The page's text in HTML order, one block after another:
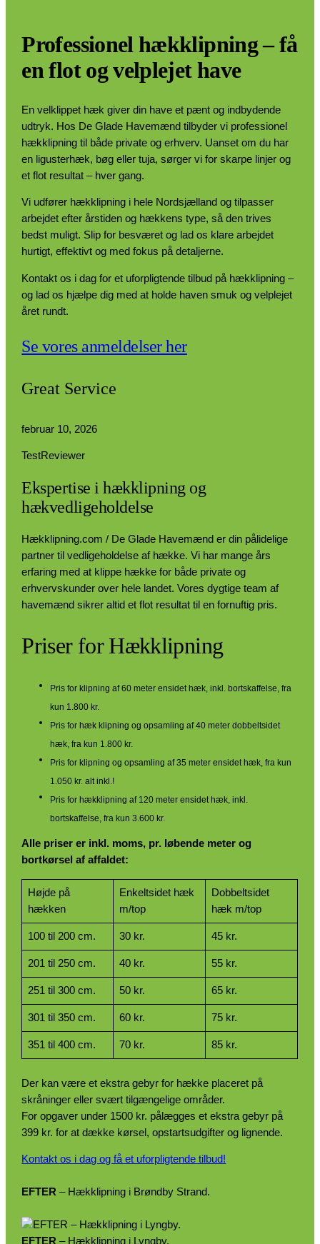
Professionel hækklipning – få
en flot og velplejet have
En velklippet hæk giver din have et pænt og indbydende
udtryk. Hos De Glade Havemænd tilbyder vi professionel
hækklipning til både private og erhverv. Uanset om du har
en ligusterhæk, bøg eller tuja, sørger vi for skarpe linjer og
et flot resultat – hver gang.
Vi udfører hækklipning i hele Nordsjælland og tilpasser
arbejdet efter årstiden og hækkens type, så den trives
bedst muligt. Slip for besværet og lad os klare arbejdet
hurtigt, effektivt og med fokus på detaljerne.
Kontakt os i dag for et uforpligtende tilbud på hækklipning –
og lad os hjælpe dig med at holde haven smuk og velplejet
året rundt.
Se vores anmeldelser her
Great Service
februar 10, 2026
TestReviewer
Ekspertise i hækklipning og
hækvedligeholdelse
Hækklipning.com / De Glade Havemænd er din pålidelige
partner til vedligeholdelse af hække. Vi har mange års
erfaring med at klippe hække for både private og
erhvervskunder over hele landet. Vores dygtige team af
havemænd sikrer altid et flot resultat til en fornuftig pris.
Priser for Hækklipning
Pris for klipning af 60 meter ensidet hæk, inkl. bortskaffelse, fra
kun 1.800 kr.
Pris for hæk klipning og opsamling af 40 meter dobbeltsidet
hæk, fra kun 1.800 kr.
Pris for klipning og opsamling af 35 meter ensidet hæk, fra kun
1.050 kr. alt inkl.!
Pris for hækklipning af 120 meter ensidet hæk, inkl.
bortskaffelse, fra kun 3.600 kr.
Alle priser er inkl. moms, pr. løbende meter og
bortkørsel af affaldet:
Højde på
hækken
Enkeltsidet hæk
m/top
Dobbeltsidet
hæk m/top
100 til 200 cm. 30 kr. 45 kr.
201 til 250 cm. 40 kr. 55 kr.
251 til 300 cm. 50 kr. 65 kr.
301 til 350 cm. 60 kr. 75 kr.
351 til 400 cm. 70 kr. 85 kr.
Der kan være et ekstra gebyr for hække placeret på
skråninger eller svært tilgængelige områder.
For opgaver under 1500 kr. pålægges et ekstra gebyr på
399 kr. for at dække kørsel, opstartsudgifter og lignende.
Kontakt os i dag og få et uforpligtende tilbud!
EFTER – Hækklipning i Brøndby Strand.
EFTER – Hækklipning i Lyngby.